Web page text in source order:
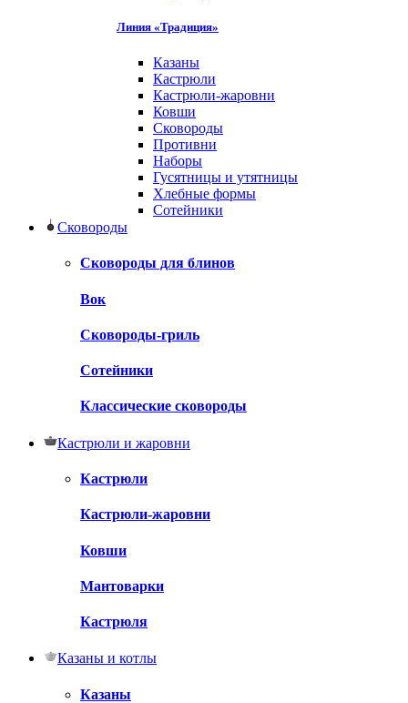
Линия «Традиция»
Казаны
Кастрюли
Кастрюли-жаровни
Ковши
Сковороды
Противни
Наборы
Гусятницы и утятницы
Хлебные формы
Сотейники
Сковороды
Сковороды для блинов
Вок
Сковороды-гриль
Сотейники
Классические сковороды
Кастрюли и жаровни
Кастрюли
Кастрюли-жаровни
Ковши
Мантоварки
Кастрюля
Казаны и котлы
Казаны